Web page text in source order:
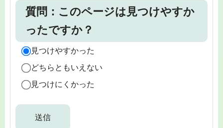
質問：このページは見つけやすか
ったですか？
見つけやすかった
どちらともいえない
見つけにくかった